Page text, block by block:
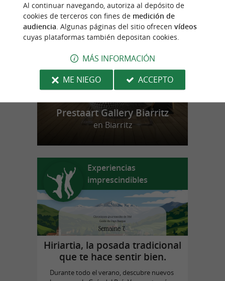
n
u
e
s
t
r
o
f
a
v
o
r
i
t
o
Prestaart Gallery Biarritz
en Biarritz
Experiencias
imprescindibles
Hiriartia, la posada tradicional
que te hace sentir bien.
Durante todo el verano, descubre nuevos
Al continuar navegando, autoriza al depósito de
cookies de terceros con fines de medición de
audiencia. Algunas páginas del sitio ofrecen vídeos
cuyas plataformas también depositan cookies.
MÁS INFORMACIÓN
ME NIEGO
ACCEPTO